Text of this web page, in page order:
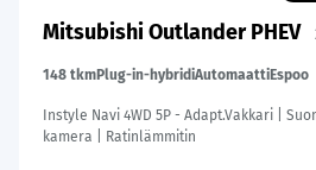
Mitsubishi Outlander PHEV
148 tkmPlug-in-hybridiAutomaattiEspoo
Instyle Navi 4WD 5P - Adapt.Vakkari |
kamera | Ratinlämmitin